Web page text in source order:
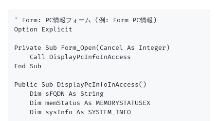
' Form: PC情報フォーム (例: Form_PC情報)
Option Explicit
Private Sub Form_Open(Cancel As Integer)
    Call DisplayPcInfoInAccess
End Sub
Public Sub DisplayPcInfoInAccess()
    Dim sFQDN As String
    Dim memStatus As MEMORYSTATUSEX
    Dim sysInfo As SYSTEM_INFO